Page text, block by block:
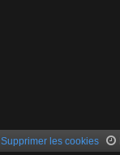
Supprimer les cookies